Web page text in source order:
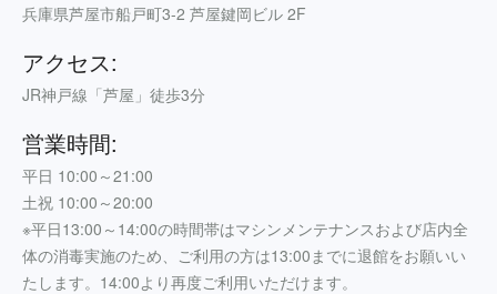
兵庫県芦屋市船戸町3-2 芦屋鍵岡ビル 2F
アクセス:
JR神戸線「芦屋」徒歩3分
営業時間:
平日 10:00～21:00
土祝 10:00～20:00
※平日13:00～14:00の時間帯はマシンメンテナンスおよび店内全
体の消毒実施のため、ご利用の方は13:00までに退館をお願いい
たします。14:00より再度ご利用いただけます。